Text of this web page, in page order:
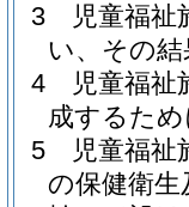
3
児童福
い、その
4
児童福
成するた
5
児童福
の保健衛